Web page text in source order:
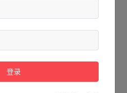
登录